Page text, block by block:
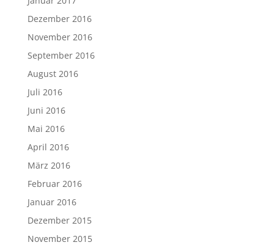
Dezember 2016
November 2016
September 2016
August 2016
Juli 2016
Juni 2016
Mai 2016
April 2016
März 2016
Februar 2016
Januar 2016
Dezember 2015
November 2015